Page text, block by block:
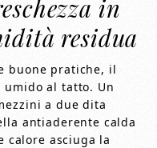
in
residua
buone pratiche, il
al tatto. Un
a due dita
antiaderente calda
calore asciuga la